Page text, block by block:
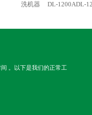
洗机器
DL-1200ADL-
。以下是我们的正常工